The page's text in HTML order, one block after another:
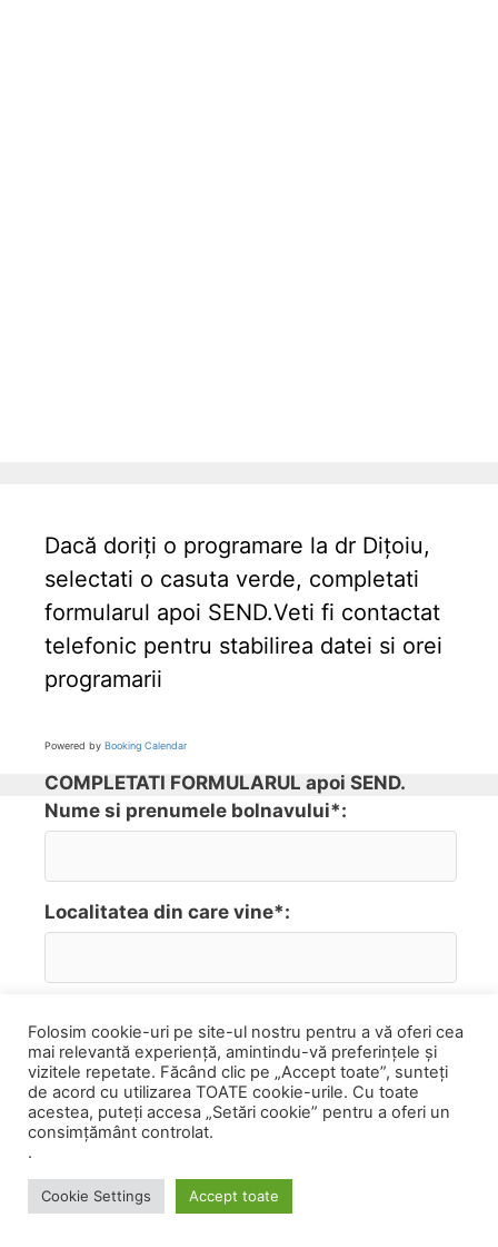
Dacă doriți o programare la dr Dițoiu,
selectati o casuta verde, completati
formularul apoi SEND.Veti fi contactat
telefonic pentru stabilirea datei si orei
programarii
Powered by Booking Calendar
COMPLETATI FORMULARUL apoi SEND.
Nume si prenumele bolnavului*:
Localitatea din care vine*:
stabilirea exacta a detaliilor programarii*:
Emailul dvs*:
Folosim cookie-uri pe site-ul nostru pentru a vă oferi cea
mai relevantă experiență, amintindu-vă preferințele și
vizitele repetate. Făcând clic pe „Accept toate”, sunteți
de acord cu utilizarea TOATE cookie-urile. Cu toate
acestea, puteți accesa „Setări cookie” pentru a oferi un
consimțământ controlat.
.
Cookie Settings Accept toate